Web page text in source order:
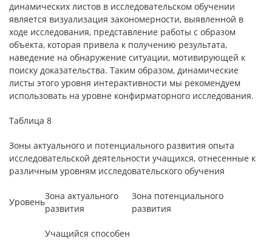
динамических листов в исследовательском обучении
является визуализация закономерности, выявленной в
ходе исследования, представление работы с образом
объекта, которая привела к получению результата,
наведение на обнаружение ситуации, мотивирующей к
поиску доказательства. Таким образом, динамические
листы этого уровня интерактивности мы рекомендуем
использовать на уровне конфирматорного исследования.
Таблица 8
Зоны актуального и потенциального развития опыта
исследовательской деятельности учащихся, отнесенные к
различным уровням исследовательского обучения
Уровень
Зона актуального
развития
Зона потенциального
развития
Учащийся способен